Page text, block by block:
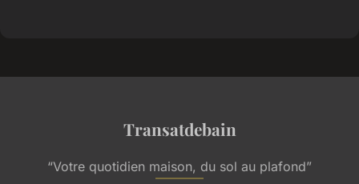
Transatdebain
“Votre quotidien maison, du sol au plafond”